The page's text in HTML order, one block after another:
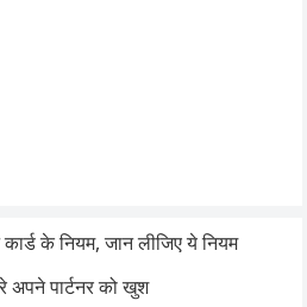
के नियम, जान लीजिए ये नियम
पार्टनर को खुश